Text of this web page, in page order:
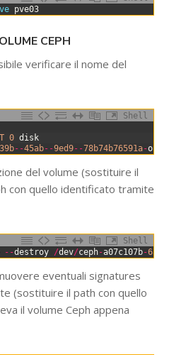
pve03
CEPH
verificare il nome del
Shell
0 disk
--45ab--9ed9--78b74b76591a-osd
del volume (sostituire il
con quello identificato tramite
Shell
--destroy /dev/ceph-a07c107b-639b
eventuali signatures
(sostituire il path con quello
il volume Ceph appena